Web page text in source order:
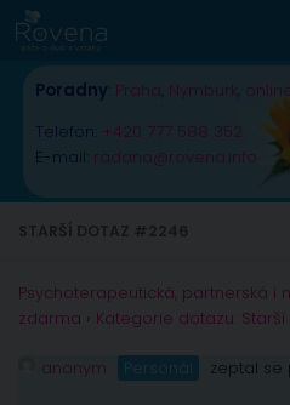
Skip to content
Poradny Praha Nymburk
Telefon: +420 777 588 352
E-mail: radana@rovena.info
Psychoterapeutická, partnerská i
zdarma › Kategorie dotazu:
anonym Personál zeptal se